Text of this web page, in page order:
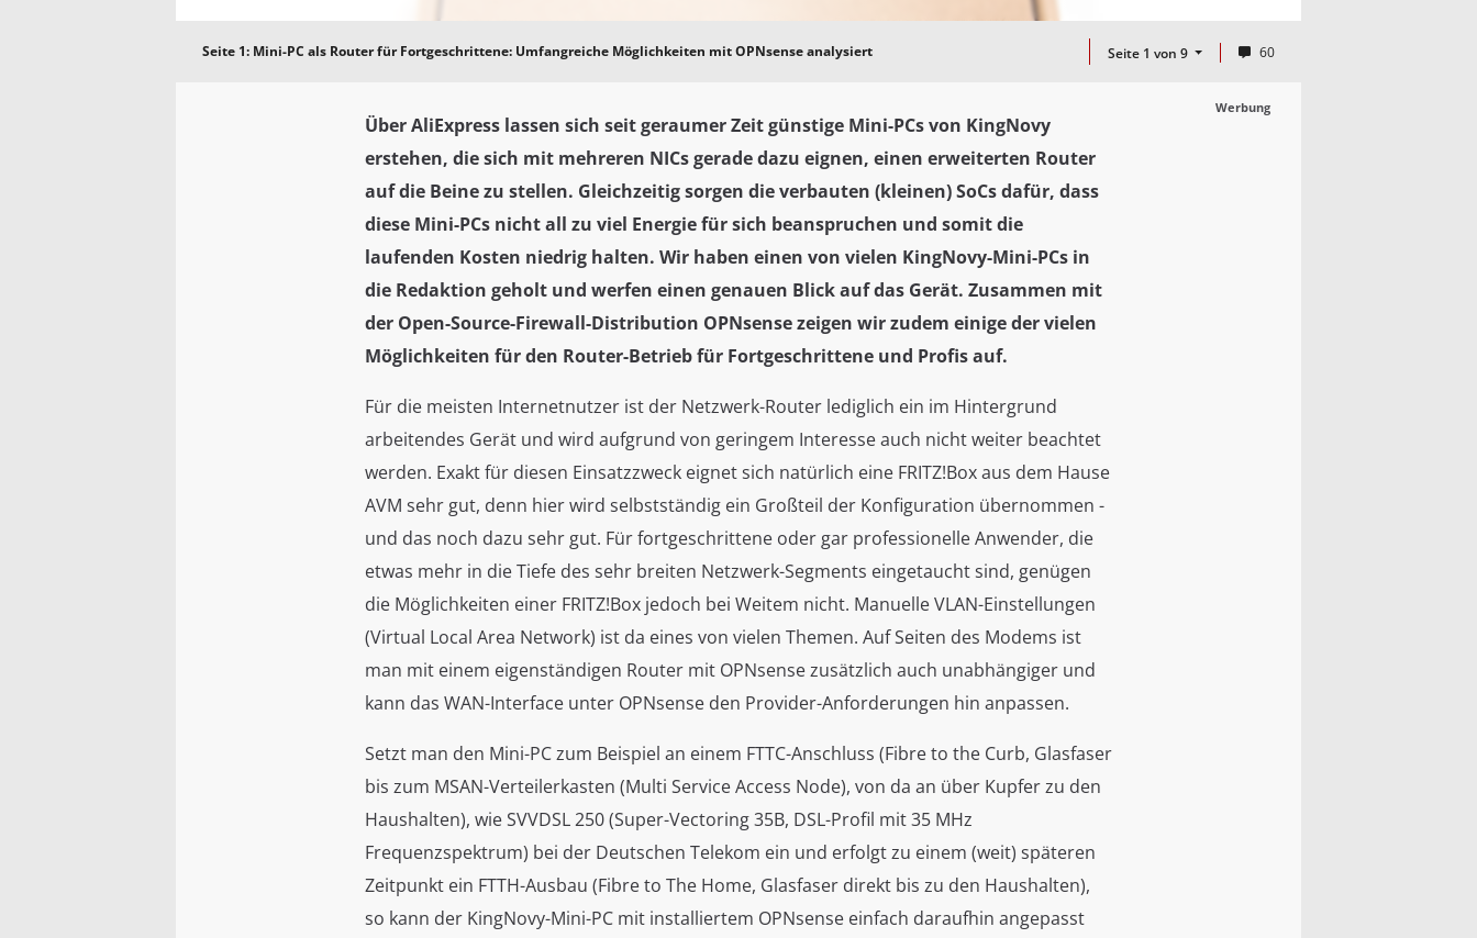
Seite 1: Mini-PC als Router für Fortgeschrittene: Umfangreiche Möglichkeiten mit OPNsense analysiert Seite 1 von 9 60
Werbung
Über AliExpress lassen sich seit geraumer Zeit günstige Mini-PCs von KingNovy
erstehen, die sich mit mehreren NICs gerade dazu eignen, einen erweiterten Router
auf die Beine zu stellen. Gleichzeitig sorgen die verbauten (kleinen) SoCs dafür, dass
diese Mini-PCs nicht all zu viel Energie für sich beanspruchen und somit die
laufenden Kosten niedrig halten. Wir haben einen von vielen KingNovy-Mini-PCs in
die Redaktion geholt und werfen einen genauen Blick auf das Gerät. Zusammen mit
der Open-Source-Firewall-Distribution OPNsense zeigen wir zudem einige der vielen
Möglichkeiten für den Router-Betrieb für Fortgeschrittene und Profis auf.
Für die meisten Internetnutzer ist der Netzwerk-Router lediglich ein im Hintergrund
arbeitendes Gerät und wird aufgrund von geringem Interesse auch nicht weiter beachtet
werden. Exakt für diesen Einsatzzweck eignet sich natürlich eine FRITZ!Box aus dem Hause
AVM sehr gut, denn hier wird selbstständig ein Großteil der Konfiguration übernommen -
und das noch dazu sehr gut. Für fortgeschrittene oder gar professionelle Anwender, die
etwas mehr in die Tiefe des sehr breiten Netzwerk-Segments eingetaucht sind, genügen
die Möglichkeiten einer FRITZ!Box jedoch bei Weitem nicht. Manuelle VLAN-Einstellungen
(Virtual Local Area Network) ist da eines von vielen Themen. Auf Seiten des Modems ist
man mit einem eigenständigen Router mit OPNsense zusätzlich auch unabhängiger und
kann das WAN-Interface unter OPNsense den Provider-Anforderungen hin anpassen.
Setzt man den Mini-PC zum Beispiel an einem FTTC-Anschluss (Fibre to the Curb, Glasfaser
bis zum MSAN-Verteilerkasten (Multi Service Access Node), von da an über Kupfer zu den
Haushalten), wie SVVDSL 250 (Super-Vectoring 35B, DSL-Profil mit 35 MHz
Frequenzspektrum) bei der Deutschen Telekom ein und erfolgt zu einem (weit) späteren
Zeitpunkt ein FTTH-Ausbau (Fibre to The Home, Glasfaser direkt bis zu den Haushalten),
so kann der KingNovy-Mini-PC mit installiertem OPNsense einfach daraufhin angepasst